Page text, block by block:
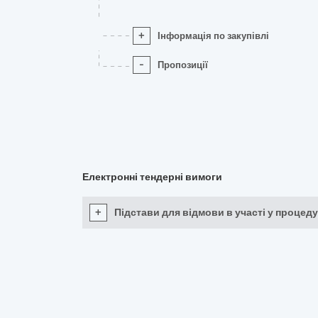
+ Інформація по закупівлі
- Пропозиції
Електронні тендерні вимоги
+ Підстави для відмови в участі у